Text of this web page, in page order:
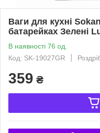
Ваги для кухні
батарейках Зелені
В наявності 76 од.
Код: SK-19027GR
359 ₴